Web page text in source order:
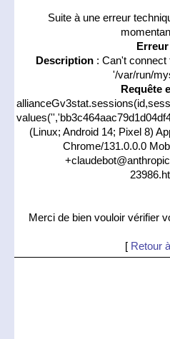
Suite à une erreur
Description: Can't connect
'/var/run/
Requête
(Linux; Android 14; Pixel 8)
Chrome/131.0.0.0
Merci de bien vouloir vérifier
[ Retour